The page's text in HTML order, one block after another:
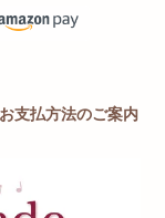
支払方法のご案内